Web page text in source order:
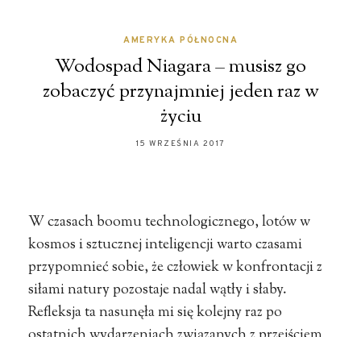
AMERYKA PÓŁNOCNA
Wodospad Niagara – musisz go
zobaczyć przynajmniej jeden raz w
życiu
15 WRZEŚNIA 2017
W czasach boomu technologicznego, lotów w
kosmos i sztucznej inteligencji warto czasami
przypomnieć sobie, że człowiek w konfrontacji z
siłami natury pozostaje nadal wątły i słaby.
Refleksja ta nasunęła mi się kolejny raz po